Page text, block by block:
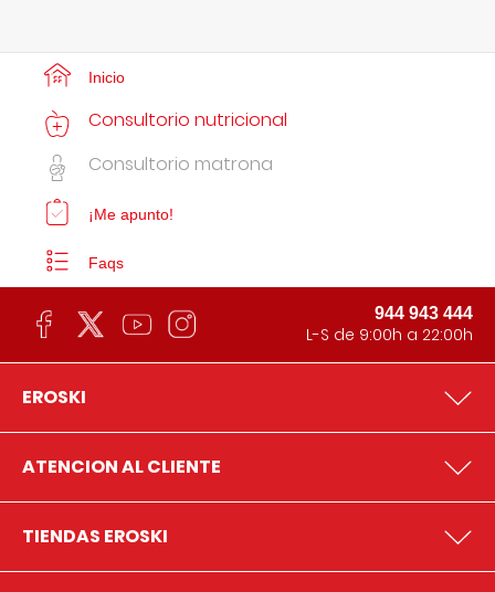
Inicio
Consultorio nutricional
Consultorio matrona
¡Me apunto!
Faqs
944 943 444
L-S de 9:00h a 22:00h
EROSKI
ATENCION AL CLIENTE
TIENDAS EROSKI